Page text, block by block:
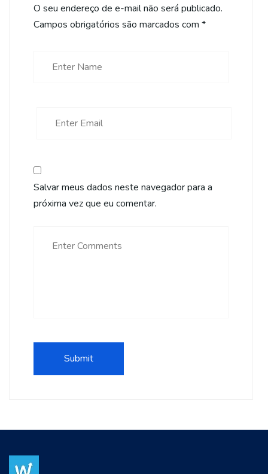
O seu endereço de e-mail não será publicado.
Campos obrigatórios são marcados com *
Salvar meus dados neste navegador para a
próxima vez que eu comentar.